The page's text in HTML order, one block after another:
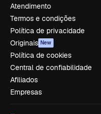
Atendimento
Termos e condições
Política de privacidade
Originais New
Política de cookies
Central de confiabilidade
Afiliados
Empresas